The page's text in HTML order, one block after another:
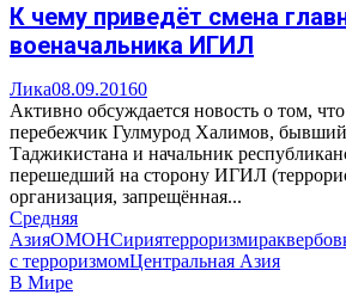
К чему приведёт смена
военачальника ИГИЛ
Лика08.09.20160
Активно обсуждается новость о том,
перебежчик Гулмурод Халимов,
Таджикистана и начальник
перешедший на сторону ИГИЛ
организация, запрещённая...
Средняя
АзияОМОНСириятерроризмирак
с терроризмомЦентральная Азия
В Мире